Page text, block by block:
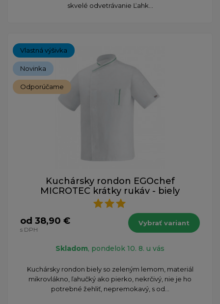
skvelé odvetrávanie Ľahk...
Vlastná výšivka
Novinka
Odporúčame
Kuchársky rondon EGOchef
MICROTEC krátky rukáv - biely
od 38,90 €
s DPH
Vybrať variant
Skladom, pondelok 10. 8. u vás
Kuchársky rondon biely so zeleným lemom, materiál
mikrovlákno, ľahučký ako pierko, nekrčivý, nie je ho
potrebné žehliť, nepremokavý, s od...